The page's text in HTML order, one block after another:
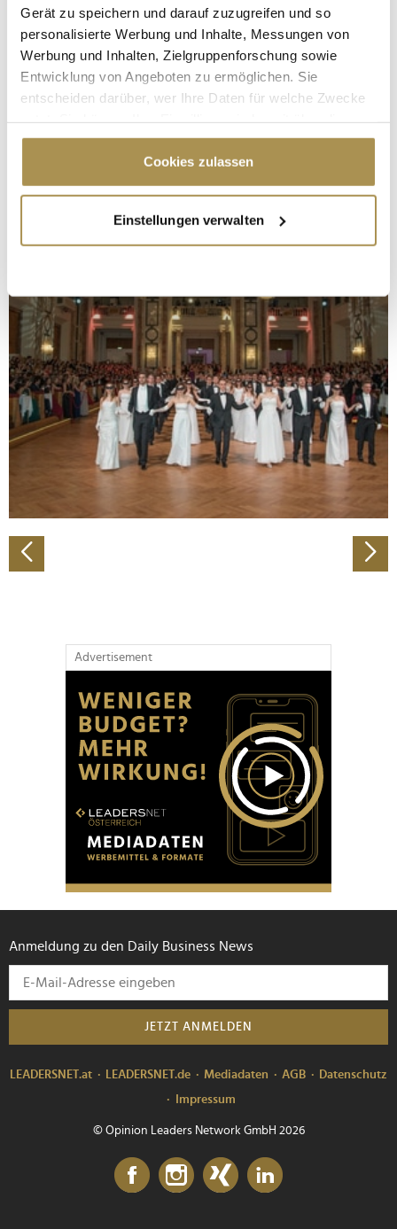
Gerät zu speichern und darauf zuzugreifen und so
personalisierte Werbung und Inhalte, Messungen von
Werbung und Inhalten, Zielgruppenforschung sowie
Entwicklung von Angeboten zu ermöglichen. Sie
entscheiden darüber, wer Ihre Daten für welche Zwecke
Cookie-Erklärung oder durch Klicken auf das Privacy
Trigger Symbol ändern oder widerrufen
Informationen über Ihre geografische Lage
erfassen, welche bis auf einige Meter genau sein
bestimmten Merkmalen (Fingerprinting) identifizieren
Erfahren Sie mehr darüber, wie Ihre persönlichen Daten
verarbeitet werden, und legen Sie Ihre Präferenzen im
Abschnitt Einzelheitenfest.
Wir verwenden Cookies, um Inhalte und Anzeigen zu
personalisieren, Funktionen für soziale Medien anbieten
zu können und die Zugriffe auf unsere Website zu
analysieren. Außerdem geben wir Informationen zu Ihrer
Verwendung unserer Website an unsere Partner für
Partner führen diese Informationen möglicherweise mit
weiteren Daten zusammen, die Sie ihnen bereitgestellt
Cookies zulassen
Einstellungen verwalten
Advertisement
Anmeldung zu den Daily Business News
JETZT ANMELDEN
LEADERSNET.at LEADERSNET.de Mediadaten AGB
Datenschutz
Impressum
© Opinion Leaders Network GmbH 2026